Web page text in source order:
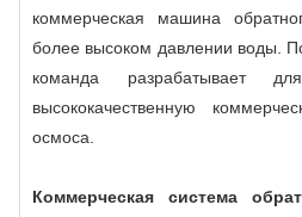
коммерческая машина
более высоком давлении воды.
команда разрабатывает
высококачественную
осмоса.
Коммерческая система